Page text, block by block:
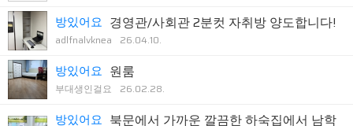
방있어요 경영관/사회관 2분컷 자취방 양도합니다!
adlfnalvknea 26.04.10.
방있어요 원룸
부대생인걸요 26.02.28.
방있어요 북문에서 가까운 깔끔한 하숙집에서 남학